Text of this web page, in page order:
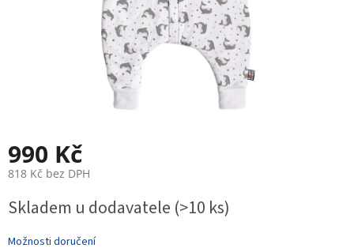
990 Kč
818 Kč bez DPH
cena:
Skladem u dodavatele (>10 ks)
Možnosti doručení